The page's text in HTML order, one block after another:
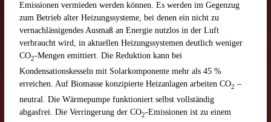
Emissionen vermieden werden können. Es werden im Gegenzug
zum Betrieb alter Heizungssysteme, bei denen ein nicht zu
vernachlässigendes Ausmaß an Energie nutzlos in der Luft
verbraucht wird, in aktuellen Heizungssystemen deutlich weniger
CO2-Mengen emittiert. Die Reduktion kann bei
Kondensationskesseln mit Solarkomponente mehr als 45 %
erreichen. Auf Biomasse konzipierte Heizanlagen arbeiten CO2 –
neutral. Die Wärmepumpe funktioniert selbst vollständig
abgasfrei. Die Verringerung der CO2-Emissionen ist zu einem